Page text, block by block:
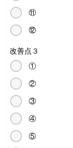
⑪
⑫
改善点３
①
②
③
④
⑤